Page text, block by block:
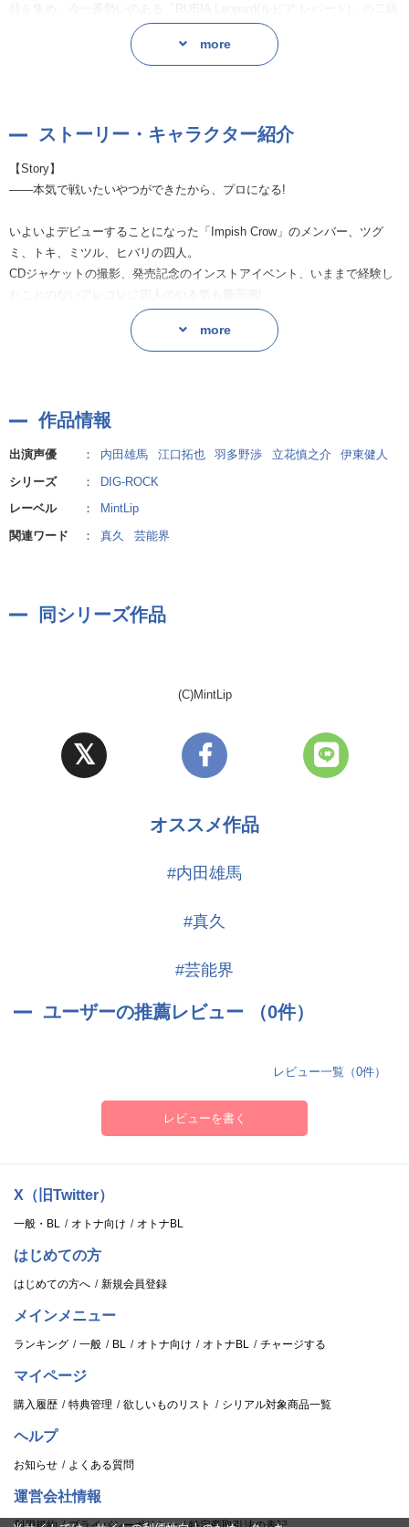
持を集め、今一番勢いのある「RUBIA Leopard(ルビア レパード)」の二組
のバンド物語を描くドラマCD。
声とトキによる歌詞、力強いロックが特徴。略称は「インクロ」。バン
キャストは、天真爛漫“秘めたる才能”ヴォーカリスト「野中つぐみ(のなか
つぐみ)」に内田雄馬、一諾千金“愛されリーダー”ギタリスト「水川叶希
弦(はやま みつる)」に羽多野 渉、外柔内剛“毒舌王子”ドラマー「柴咲雲雀
(しばさき ひばり)」に立花慎之介、インクロを担当するマネージャー「飛
倉奏空(とびくら そら)」に伊東健人。
※配信はドラマパートのみになります。
more
ストーリー・キャラクター紹介
【Story】
——本気で戦いたいやつができたから、プロになる!
いよいよデビューすることになった「Impish Crow」のメンバー、ツグ
ミ、トキ、ミツル、ヒバリの四人。
CDジャケットの撮影、発売記念のインストアイベント、いままで経験し
たことのないアレコレに四人のやる気も最高潮!
無事に発売日を迎え、インディーズ時代のファンにも後押しされて、滑
【キャスト】
野中つぐみ(CV.内田雄馬)
水川叶希(CV.江口拓也)
more
作品情報
出演声優 ： 内田雄馬 江口拓也 羽多野渉 立花慎之介
伊東健人
シリーズ
：
DIG-ROCK
レーベル
：
MintLip
関連ワード
： 真久 芸能界
同シリーズ作品
(C)MintLip
オススメ作品
#内田雄馬
#真久
#芸能界
ユーザーの推薦レビュー （0件）
レビュー一覧（0件）
レビューを書く
X（旧Twitter）
一般・BL オトナ向け オトナBL
はじめての方
はじめての方へ 新規会員登録
メインメニュー
ランキング 一般 BL オトナ向け オトナBL チャージする
マイページ
購入履歴 特典管理 欲しいものリスト シリアル対象商品一覧
ヘルプ
お知らせ よくある質問
運営会社情報